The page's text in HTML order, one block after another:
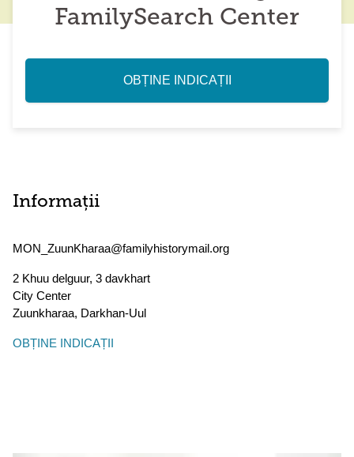
FamilySearch Center
OBȚINE INDICAȚII
Informații
MON_ZuunKharaa@familyhistorymail.org
2 Khuu delguur, 3 davkhart
City Center
Zuunkharaa, Darkhan-Uul
OBȚINE INDICAȚII